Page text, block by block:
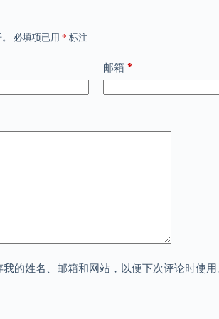
必填项已用 * 标注
邮箱 *
我的姓名、邮箱和网站，以便下次评论时使用